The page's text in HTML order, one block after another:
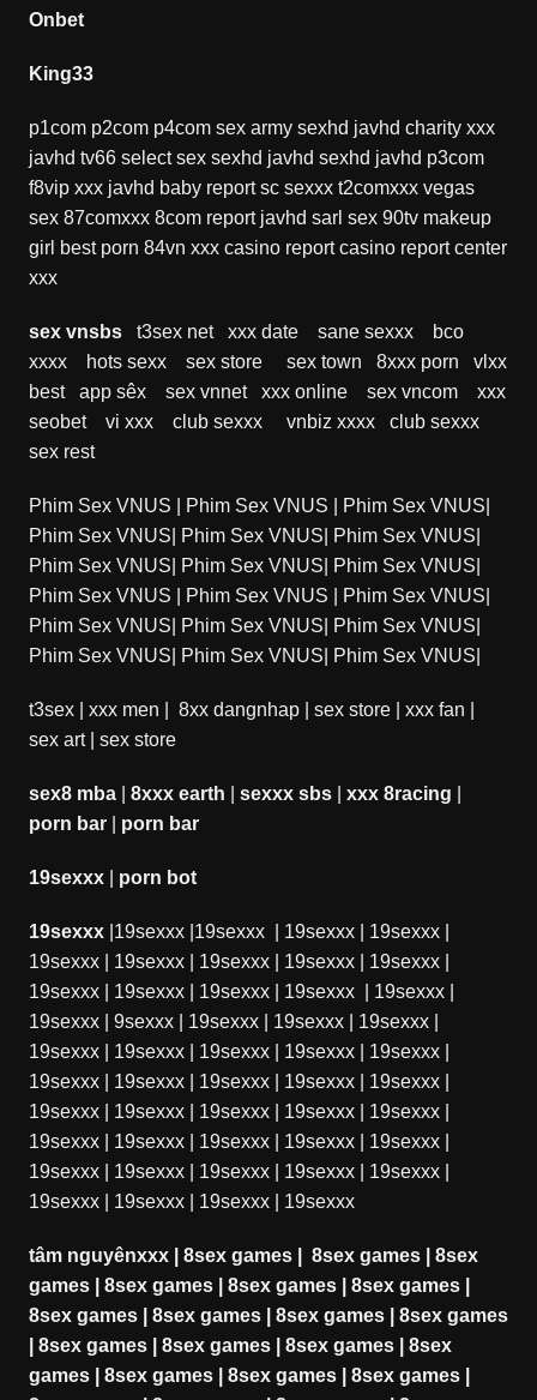
Onbet
King33
p1com p2com p4com sex army sexhd javhd charity xxx
javhd tv66 select sex sexhd javhd sexhd javhd p3com
f8vip xxx javhd baby report sc sexxx t2comxxx vegas
sex 87comxxx 8com report javhd sarl sex 90tv makeup
girl best porn 84vn xxx casino report casino report center
xxx
sex vnsbs t3sex net xxx date sane sexxx
bco
xxxx
hots sexx sex store sex town 8xxx porn
vlxx
best
app sêx sex vnnet xxx online sex vncom
xxx
seobet
vi xxx club sexxx vnbiz xxxx
club sexxx
sex rest
Phim Sex VNUS Phim Sex VNUS Phim Sex VNUS
Phim Sex VNUS
Phim Sex VNUS Phim Sex VNUS
Phim Sex VNUS
Phim Sex VNUS Phim Sex VNUS
Phim Sex VNUS
Phim Sex VNUS Phim Sex VNUS
Phim Sex VNUS
Phim Sex VNUS Phim Sex VNUS
Phim Sex VNUS
Phim Sex VNUS Phim Sex VNUS
t3sex| xxx men 8xx dangnhap| sex store| xxx fan
sex art| sex store
sex8 mba| 8xxx earth sexxx sbs| xxx 8racing
porn bar| porn bar
19sexxx| porn bot
19sexxx| 19sexxx| 19sexxx| 19sexxx| 19sexxx|
19sexxx| 19sexxx| 19sexxx| 19sexxx| 19sexxx|
19sexxx| 19sexxx| 19sexxx| 19sexxx| 19sexxx|
19sexxx| 9sexxx| 19sexxx| 19sexxx| 19sexxx|
19sexxx| 19sexxx| 19sexxx 19sexxx| 19sexxx
19sexxx
19sexxx 19sexxx 19sexxx 19sexxx
19sexxx
19sexxx 19sexxx 19sexxx 19sexxx
19sexxx
19sexxx 19sexxx 19sexxx 19sexxx
19sexxx
19sexxx 19sexxx 19sexxx 19sexxx
19sexxx
19sexxx 19sexxx| 19sexxx
tâm nguyênxxx 8sex games| 8sex games| 8sex
games| 8sex games| 8sex games| 8sex games|
8sex games| 8sex games| 8sex games| 8sex games
8sex games| 8sex games| 8sex games| 8sex
games| 8sex games| 8sex games| 8sex games|